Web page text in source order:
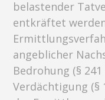
belastender
entkräftet
angeblicher
Bedrohung (§
Verdächtigung (§